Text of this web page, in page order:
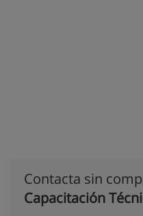
Contacta sin
Capacitación